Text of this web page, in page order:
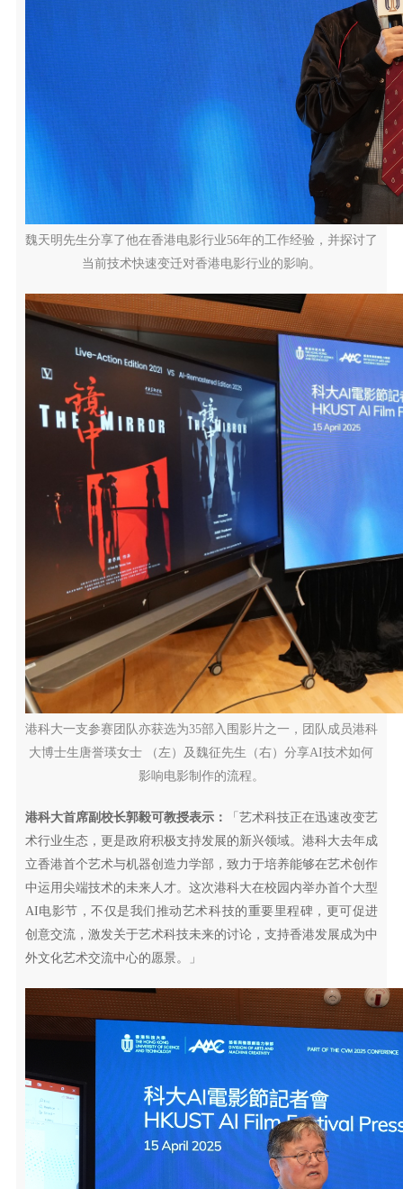
魏天明先生分享了他在香港电影行业56年的工作经验，并探讨了
当前技术快速变迁对香港电影行业的影响。
港科大一支参赛团队亦获选为35部入围影片之一，团队成员港科
大博士生唐誉瑛女士 （左）及魏征先生（右）分享AI技术如何
影响电影制作的流程。
港科大首席副校长郭毅可教授表示：
「艺术科技正在迅速改变艺
术行业生态，更是政府积极支持发展的新兴领域。港科大去年成
立香港首个艺术与机器创造力学部，致力于培养能够在艺术创作
中运用尖端技术的未来人才。这次港科大在校园内举办首个大型
AI电影节，不仅是我们推动艺术科技的重要里程碑，更可促进
创意交流，激发关于艺术科技未来的讨论，支持香港发展成为中
外文化艺术交流中心的愿景。」